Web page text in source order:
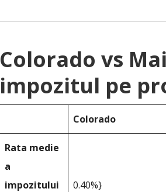
Colorado vs
impozitul pe
Colorado
Rata medie
a
impozitului
0.40%}